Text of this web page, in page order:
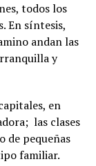
todos los
En síntesis,
andan las
y
en
las clases
de pequeñas
familiar.